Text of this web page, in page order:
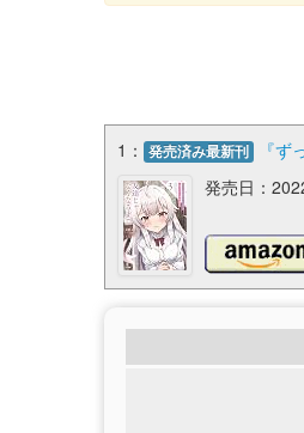
1： 発売済み最新刊
『
発売日：